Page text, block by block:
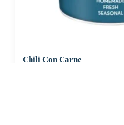
Chili Con Carne